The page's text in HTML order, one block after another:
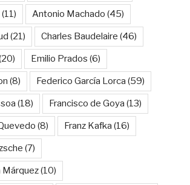
(11) Antonio Machado (45)
(21) Charles Baudelaire (46)
Emilio Prados (6)
(8) Federico García Lorca (59)
(18) Francisco de Goya (13)
(8) Franz Kafka (16)
(7)
Márquez(10)